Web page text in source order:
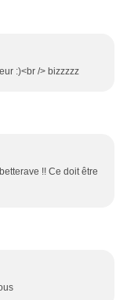
:)<br /> bizzzzz
!! Ce doit être